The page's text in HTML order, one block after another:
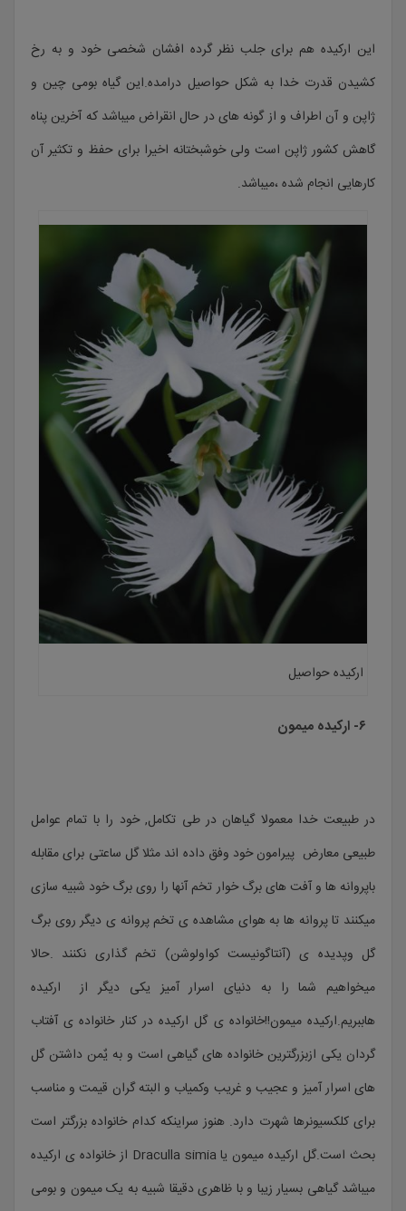
این ارکیده هم برای جلب نظر گرده افشان شخصی خود و به رخ
کشیدن قدرت خدا به شکل حواصیل درامده.این گیاه بومی چین و
ژاپن و آن اطراف و از گونه های در حال انقراض میباشد که آخرین پناه
گاهش کشور ژاپن است ولی خوشبختانه اخیرا برای حفظ و تکثیر آن
کارهایی انجام شده ،میباشد.
ارکیده حواصیل
۶- ارکیده میمون
در طبیعت خدا معمولا گیاهان در طی تکامل, خود را با تمام عوامل
طبیعی معارض پیرامون خود وفق داده اند مثلا گل ساعتی برای مقابله
باپروانه ها و آفت های برگ خوار تخم آنها را روی برگ خود شبیه سازی
میکنند تا پروانه ها به هوای مشاهده ی تخم پروانه ی دیگر روی برگ
گل وپدیده ی (آنتاگونیست کواولوشن) تخم گذاری نکنند .حالا
میخواهیم شما را به دنیای اسرار آمیز یکی دیگر از ارکیده
هاببریم.ارکیده میمون!!خانواده ی گل ارکیده در کنار خانواده ی آفتاب
گردان یکی ازبزرگترین خانواده های گیاهی است و به یٌمن داشتن گل
های اسرار آمیز و عجیب و غریب وکمیاب و البته گران قیمت و مناسب
برای کلکسیونرها شهرت دارد. هنوز سراینکه کدام خانواده بزرگتر است
بحث است.گل ارکیده میمون یا Draculla simia از خانواده ی ارکیده
میباشد گیاهی بسیار زیبا و با ظاهری دقیقا شبیه به یک میمون و بومی